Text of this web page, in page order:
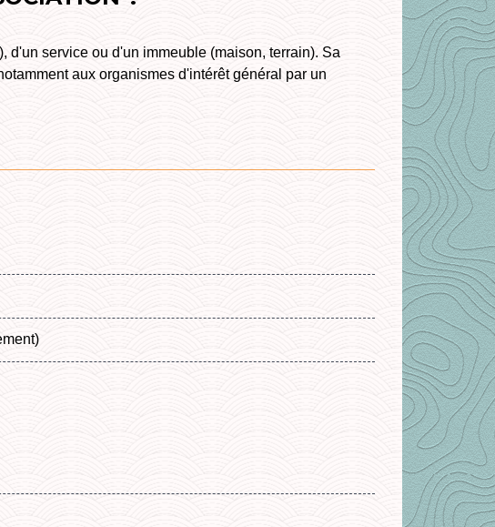
service ou d'un immeuble (maison, terrain). Sa
aux organismes d'intérêt général par un